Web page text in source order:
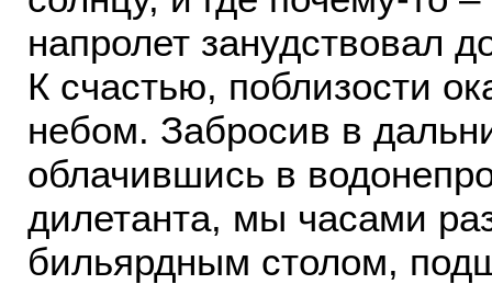
напролет занудствовал
К счастью, поблизости
небом. Забросив в
облачившись в
дилетанта, мы часами
бильярдным столом,